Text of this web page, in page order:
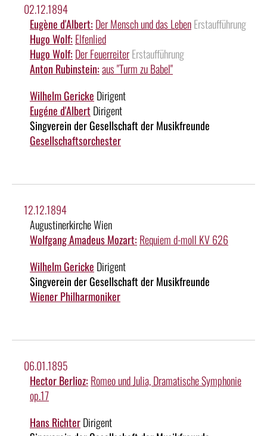
02.12.1894
Eugène d'Albert: Der Mensch und das LebenErstaufführung
Hugo Wolf: Elfenlied
Hugo Wolf: Der FeuerreiterErstaufführung
Anton Rubinstein:aus "Turm zu Babel"
Wilhelm Gericke Dirigent
Eugéne d'Albert Dirigent
Singverein der Gesellschaft der Musikfreunde
Gesellschaftsorchester
12.12.1894
Augustinerkirche Wien
Wolfgang Amadeus Mozart: Requiem d-moll KV 626
Wilhelm Gericke Dirigent
Singverein der Gesellschaft der Musikfreunde
Wiener Philharmoniker
06.01.1895
Hector Berlioz: Romeo und Julia, Dramatische Symphonie
op.17
Hans RichterDirigent